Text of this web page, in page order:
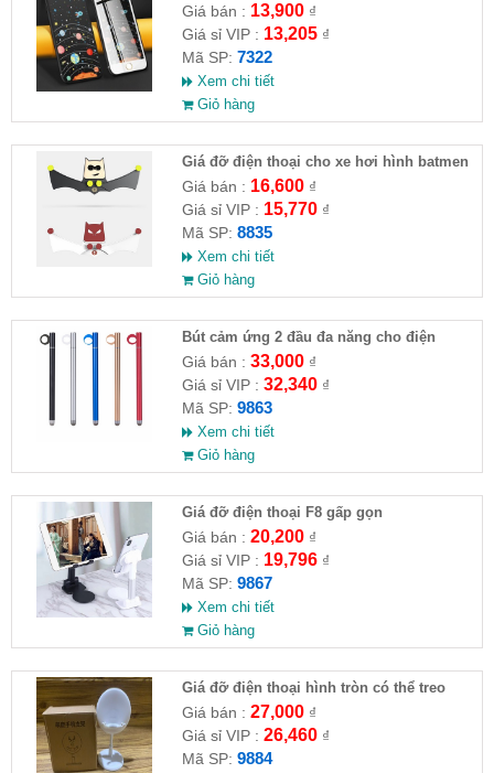
Giá bán : 13,900₫
Giá sỉ VIP : 13,205₫
Mã SP: 7322
Xem chi tiết
Giỏ hàng
Giá đỡ điện thoại cho xe hơi hình batmen
Giá bán : 16,600₫
Giá sỉ VIP : 15,770₫
Mã SP: 8835
Xem chi tiết
Giỏ hàng
Bút cảm ứng 2 đầu đa năng cho điện
thoại, máy tính bảng
Giá bán : 33,000₫
Giá sỉ VIP : 32,340₫
Mã SP: 9863
Xem chi tiết
Giỏ hàng
Giá đỡ điện thoại F8 gấp gọn
Giá bán : 20,200₫
Giá sỉ VIP : 19,796₫
Mã SP: 9867
Xem chi tiết
Giỏ hàng
Giá đỡ điện thoại hình tròn có thể treo
móc khoá
Giá bán : 27,000₫
Giá sỉ VIP : 26,460₫
Mã SP: 9884